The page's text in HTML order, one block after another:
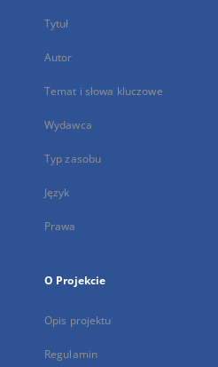
Tytuł
Autor
Temat i słowa kluczowe
Wydawca
Typ zasobu
Język
Prawa
O Projekcie
Opis projektu
Regulamin